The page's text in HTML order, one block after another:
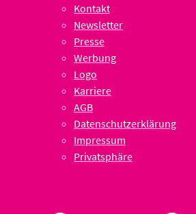
Kontakt
Newsletter
Presse
Werbung
Logo
Karriere
AGB
Datenschutzerklärung
Impressum
Privatsphäre